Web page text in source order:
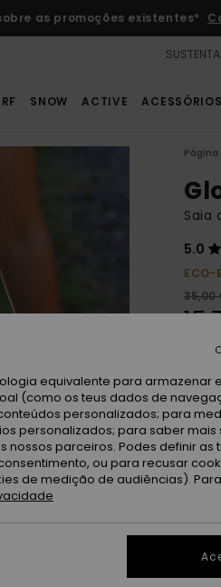
as promoções existentes*
SNOW ACTIVE ACESSÓRIOS
Página
Saia
5.0
ECO-
35,00
Cor
equivalente para armazenar
(como os teus dados de
personalizados; para
personalizados; para saber mais
parceiros. Podes definir as
ou para recusar
de medição de audiências).